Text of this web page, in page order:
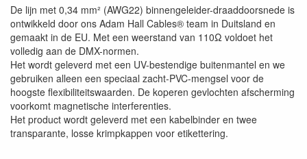
De lijn met 0,34 mm² (AWG22) binnengeleider-draaddoorsnede is
ontwikkeld door ons Adam Hall Cables® team in Duitsland en
gemaakt in de EU. Met een weerstand van 110Ω voldoet het
volledig aan de DMX-normen.
Het wordt geleverd met een UV-bestendige buitenmantel en we
gebruiken alleen een speciaal zacht-PVC-mengsel voor de
hoogste flexibiliteitswaarden. De koperen gevlochten afscherming
voorkomt magnetische interferenties.
Het product wordt geleverd met een kabelbinder en twee
transparante, losse krimpkappen voor etikettering.